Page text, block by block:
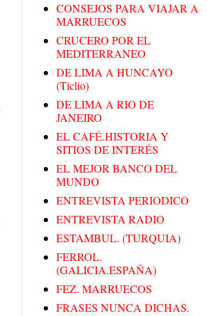
CONSEJOS PARA VIAJAR A
MARRUECOS
CRUCERO POR EL
MEDITERRANEO
DE LIMA A HUNCAYO
(Ticlio)
DE LIMA A RIO DE
JANEIRO
EL CAFÉ.HISTORIA Y
SITIOS DE INTERÉS
EL MEJOR BANCO DEL
MUNDO
ENTREVISTA PERIODICO
ENTREVISTA RADIO
ESTAMBUL. (TURQUIA)
FERROL.
(GALICIA.ESPAÑA)
FEZ. MARRUECOS
FRASES NUNCA DICHAS.